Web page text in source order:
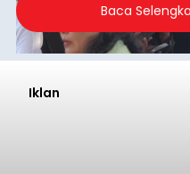
Baca
Iklan